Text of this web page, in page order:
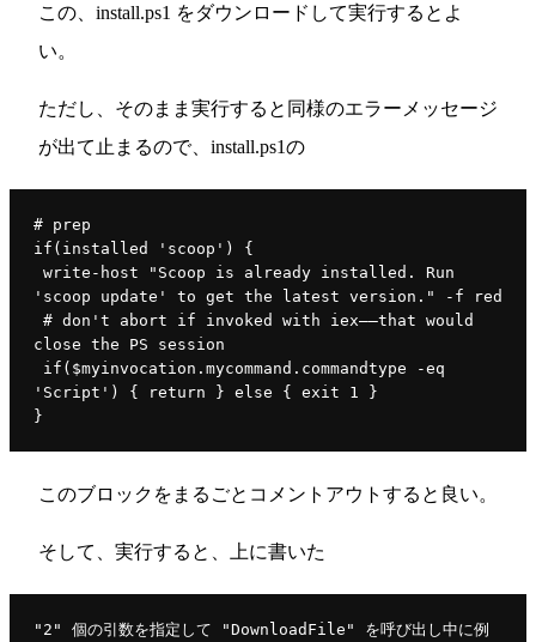
この、install.ps1 をダウンロードして実行するとよ
い。
ただし、そのまま実行すると同様のエラーメッセージ
が出て止まるので、install.ps1の
# prep
if(installed 'scoop') {
'scoop update' to get the latest version." -f red
close the PS session
'Script') { return } else { exit 1 }
}
このブロックをまるごとコメントアウトすると良い。
そして、実行すると、上に書いた
"2" 個の引数を指定して "DownloadFile" を呼び出し中に例